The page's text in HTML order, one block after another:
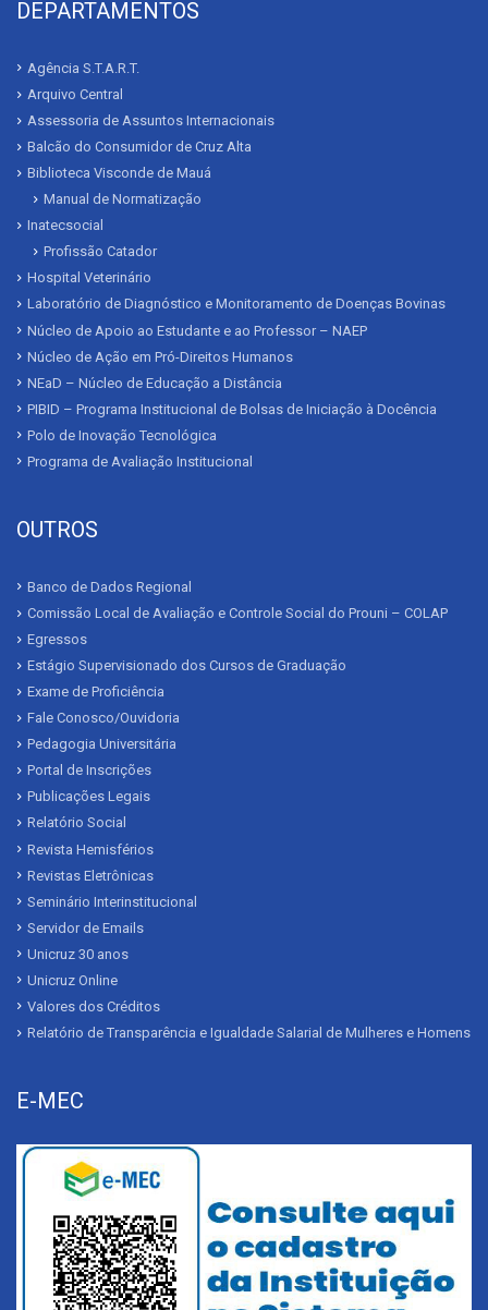
DEPARTAMENTOS
Agência S.T.A.R.T.
Arquivo Central
Assessoria de Assuntos Internacionais
Balcão do Consumidor de Cruz Alta
Biblioteca Visconde de Mauá
Manual de Normatização
Inatecsocial
Profissão Catador
Hospital Veterinário
Laboratório de Diagnóstico e Monitoramento de Doenças Bovinas
Núcleo de Apoio ao Estudante e ao Professor – NAEP
Núcleo de Ação em Pró-Direitos Humanos
NEaD – Núcleo de Educação a Distância
PIBID – Programa Institucional de Bolsas de Iniciação à Docência
Polo de Inovação Tecnológica
Programa de Avaliação Institucional
OUTROS
Banco de Dados Regional
Comissão Local de Avaliação e Controle Social do Prouni – COLAP
Egressos
Estágio Supervisionado dos Cursos de Graduação
Exame de Proficiência
Fale Conosco/Ouvidoria
Pedagogia Universitária
Portal de Inscrições
Publicações Legais
Relatório Social
Revista Hemisférios
Revistas Eletrônicas
Seminário Interinstitucional
Servidor de Emails
Unicruz 30 anos
Unicruz Online
Valores dos Créditos
Relatório de Transparência e Igualdade Salarial de Mulheres e Homens
E-MEC